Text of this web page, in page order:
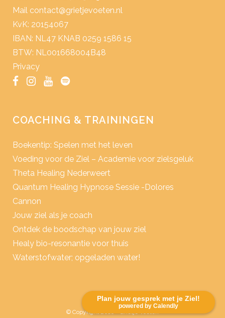
Plan jouw gesprek met je Ziel!
powered by Calendly
Mail contact@grietjevoeten.nl
KvK: 20154067
IBAN: NL47 KNAB 0259 1586 15
BTW: NL001668004B48
Privacy
COACHING & TRAININGEN
Boekentip: Spelen met het leven
Voeding voor de Ziel – Academie voor zielsgeluk
Theta Healing Nederweert
Quantum Healing Hypnose Sessie -Dolores
Cannon
Jouw ziel als je coach
Ontdek de boodschap van jouw ziel
Healy bio-resonantie voor thuis
Waterstofwater; opgeladen water!
© Copyright 2016 - Grietje Voeten